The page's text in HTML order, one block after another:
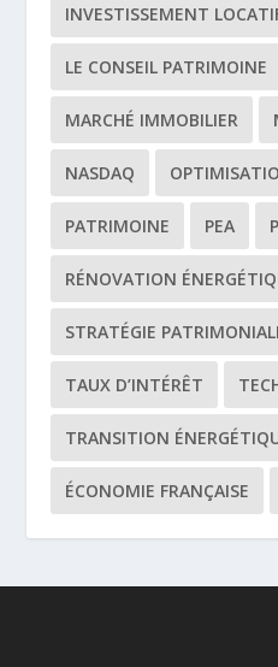
INVESTISSEMENT
LE CONSEIL PATRIMOINE
MARCHÉ IMMOBILIER
NASDAQ
PATRIMOINE PEA
RÉNOVATION
STRATÉGIE
TAUX D’INTÉRÊT
TRANSITION
ÉCONOMIE FRANÇAISE